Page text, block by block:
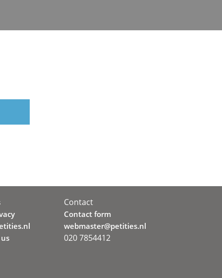
Contact
Contact form
webmaster@petities.nl
020 7854412